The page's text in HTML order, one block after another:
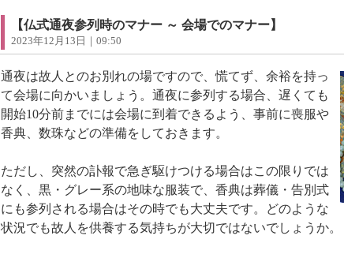
【仏式通夜参列時のマナー ～ 会場でのマナー】
2023年12月13日｜09:50
通夜は故人とのお別れの場ですので、慌てず、余裕を持っ
て会場に向かいましょう。通夜に参列する場合、遅くても
開始10分前までには会場に到着できるよう、事前に喪服や
香典、数珠などの準備をしておきます。
ただし、突然の訃報で急ぎ駆けつける場合はこの限りでは
なく、黒・グレー系の地味な服装で、香典は葬儀・告別式
にも参列される場合はその時でも大丈夫です。どのような
状況でも故人を供養する気持ちが大切ではないでしょうか。